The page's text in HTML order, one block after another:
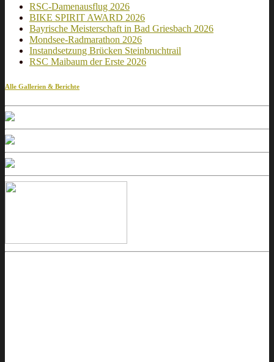
RSC-Damenausflug 2026
BIKE SPIRIT AWARD 2026
Bayrische Meisterschaft in Bad Griesbach 2026
Mondsee-Radmarathon 2026
Instandsetzung Brücken Steinbruchtrail
RSC Maibaum der Erste 2026
Alle Gallerien & Berichte